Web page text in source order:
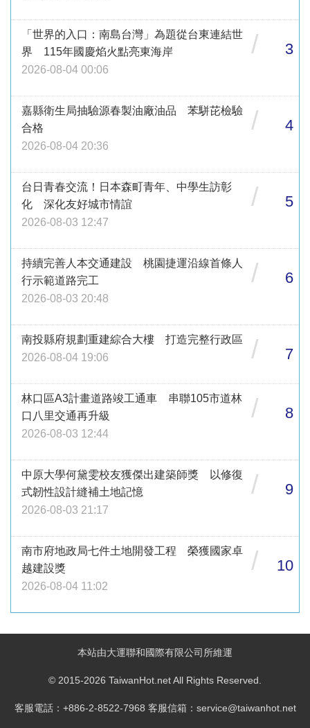
「世界的入口：南島台灣」為題從台東連結世
界 115年國慶焰火點亮東海岸
2026-08-04 00:06
/ 3
嘉縣衛生局抽驗源春製油廠油品 苯駢芘檢驗
合格
2026-08-04 20:36
/ 4
台日青春交流！日本森町青年、中學生訪彰
化 深化友好城市情誼
2026-08-03 12:47
/ 5
持續完善人本交通建設 桃園捷運沿線首條人
行示範道路完工
2026-08-03 20:48
/ 6
南投縣府規劃重建綜合大樓 打造完整行政區
2026-08-04 19:06
/ 7
林口區A3計畫道路竣工通車 串聯105市道林
口八里交通再升級
2026-08-03 12:44
/ 8
中原大學何黛雯校友獲傑出建築師獎 以修復
式韌性設計縫補土地記憶
2026-08-03 21:17
/ 9
南市府地政局七件土地開發工程 榮獲國家卓
越建設獎
2026-08-04 11:02
/ 10
本站由大運聯和國際有限公司所維運
© 2015-2026 TaiwanHot.net All Rights Reserved.
客服電話：+886-2-8522-7968 客服信箱：service@taiwanhot.net